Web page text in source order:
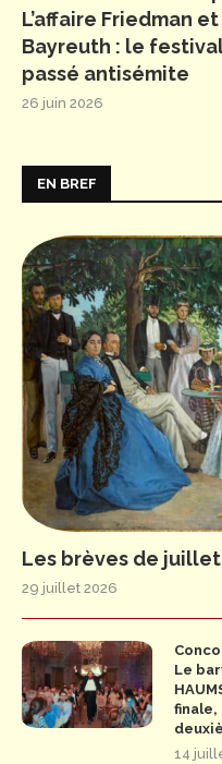
L’affaire Friedman
Bayreuth : le
passé antisémite
26 juin 2026
EN BREF
Les brèves de juillet
29 juillet 2026
Le
finale,
14